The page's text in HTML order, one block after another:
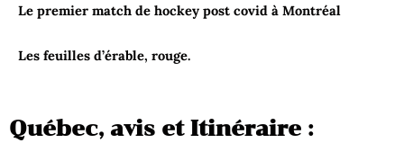
Le premier match de hockey post covid à Montréal
Les feuilles d’érable, rouge.
Québec, avis et Itinéraire :